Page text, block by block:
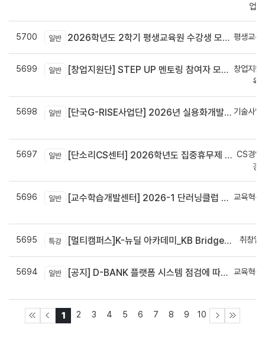
업
5700 일반 2026학년도 2학기 평생교육원 수강생 모집안내 평생교육
5699 일반 [창업지원단] STEP UP 멘토링 참여자 모집(~7월 29일)
창업지원
육
5698 일반 [단국G-RISE사업단] 2026년 실용화개발 지원(Grant) 과제 공고_~8/14(금)까지
기술사업
5697 일반 [단소리CS센터] 2026학년도 집중휴무제 안내 (EMS 및 이메일 발송 접수기한 : 7/24(금) 오후 12시까지)
CS경영
경
5696 일반 [교수학습개발센터] 2026-1 단러닝클럽 Best Practice 공모전 결과 안내
교육혁신
5695 특강 [멀티캠퍼스]K-뉴딜 아카데미_KB Bridge 과정 취창업
5694 일반 [공지] D-BANK 플랫폼 시스템 점검에 따른 서비스 일시 중단 안내
교육혁신
1 2 3 4 5 6 7 8 9 10